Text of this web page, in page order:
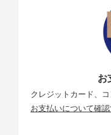
お
クレジットカード、
お支払いについて確認